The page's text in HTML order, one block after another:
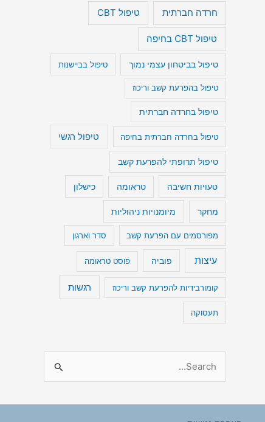
חרדה חברתית טיפול CBT
טיפול CBT בחיפה
טיפול בביטחון עצמי נמוך טיפול בביישנות
טיפול בהפרעת קשב וריכוז
טיפול בחרדה חברתית
טיפול בחרדה חברתית בחיפה טיפול רגשי
טיפול תרופתי להפרעת קשב
טעויות חשיבה טראומה כישלון
מחקר מיומנויות ניהוליות
מפורסמים עם הפרעת קשב סדר וארגון
עיצות פוביה פוסט טראומה
קומורבידיות להפרעת קשב וריכוז רגשות
תעסוקה
a